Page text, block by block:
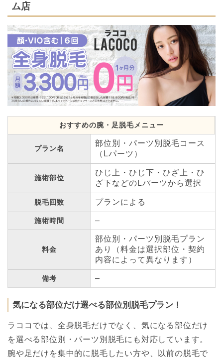
ム店
おすすめの腕・足脱毛メニュー
プラン名
部位別・パーツ別脱毛コース
（Lパーツ）
施術部位
ひじ上・ひじ下・ひざ上・ひ
ざ下などのLパーツから選択
脱毛回数 プランによる
施術時間 –
料金
部位別・パーツ別脱毛プラン
あり（料金は選択部位・契約
内容によって異なります）
備考 –
気になる部位だけ選べる部位別脱毛プラン！
ラココでは、全身脱毛だけでなく、気になる部位だけ
を選べる部位別・パーツ別脱毛にも対応しています。
腕や足だけを集中的に脱毛したい方や、以前の脱毛で